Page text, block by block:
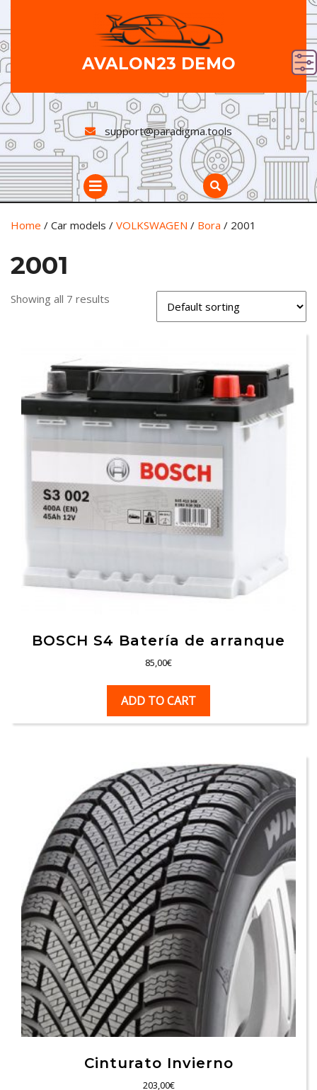
content
AVALON23 DEMO
support@paradigma.tools
Open
Button
Home / Car models / VOLKSWAGEN / Bora / 2001
2001
Showing all 7 results
BOSCH S4 Batería de arranque
85,00€
ADD TO CART
Cinturato Invierno
203,00€